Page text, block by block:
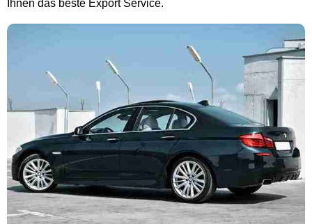
Ihnen das beste Export Service.